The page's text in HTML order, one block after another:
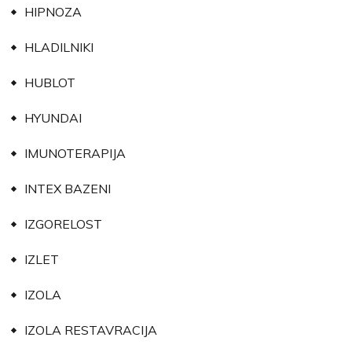
HIPNOZA
HLADILNIKI
HUBLOT
HYUNDAI
IMUNOTERAPIJA
INTEX BAZENI
IZGORELOST
IZLET
IZOLA
IZOLA RESTAVRACIJA